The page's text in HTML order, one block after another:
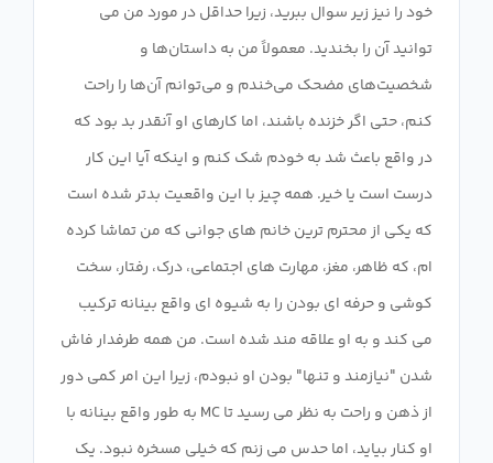
خود را نیز زیر سوال ببرید، زیرا حداقل در مورد من می
توانید آن را بخندید. معمولاً من به داستان‌ها و
شخصیت‌های مضحک می‌خندم و می‌توانم آن‌ها را راحت
کنم، حتی اگر خزنده باشند، اما کارهای او آنقدر بد بود که
در واقع باعث شد به خودم شک کنم و اینکه آیا این کار
درست است یا خیر. همه چیز با این واقعیت بدتر شده است
که یکی از محترم ترین خانم های جوانی که من تماشا کرده
ام، که ظاهر، مغز، مهارت های اجتماعی، درک، رفتار، سخت
کوشی و حرفه ای بودن را به شیوه ای واقع بینانه ترکیب
می کند و به او علاقه مند شده است. من همه طرفدار فاش
شدن "نیازمند و تنها" بودن او نبودم، زیرا این امر کمی دور
از ذهن و راحت به نظر می رسید تا MC به طور واقع بینانه با
او کنار بیاید، اما حدس می زنم که خیلی مسخره نبود. یک